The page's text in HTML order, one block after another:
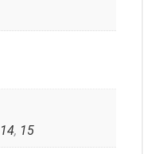
14, 15